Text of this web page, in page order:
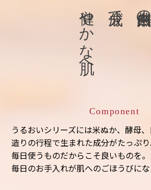
自然由来の
成分で
健やかな肌へ
Component
うるおいシリーズには米ぬか、酵母、
造りの行程で生まれた成分がたっぷり
毎日使うものだからこそ良いものを。
毎日のお手入れが肌へのごほうびにな